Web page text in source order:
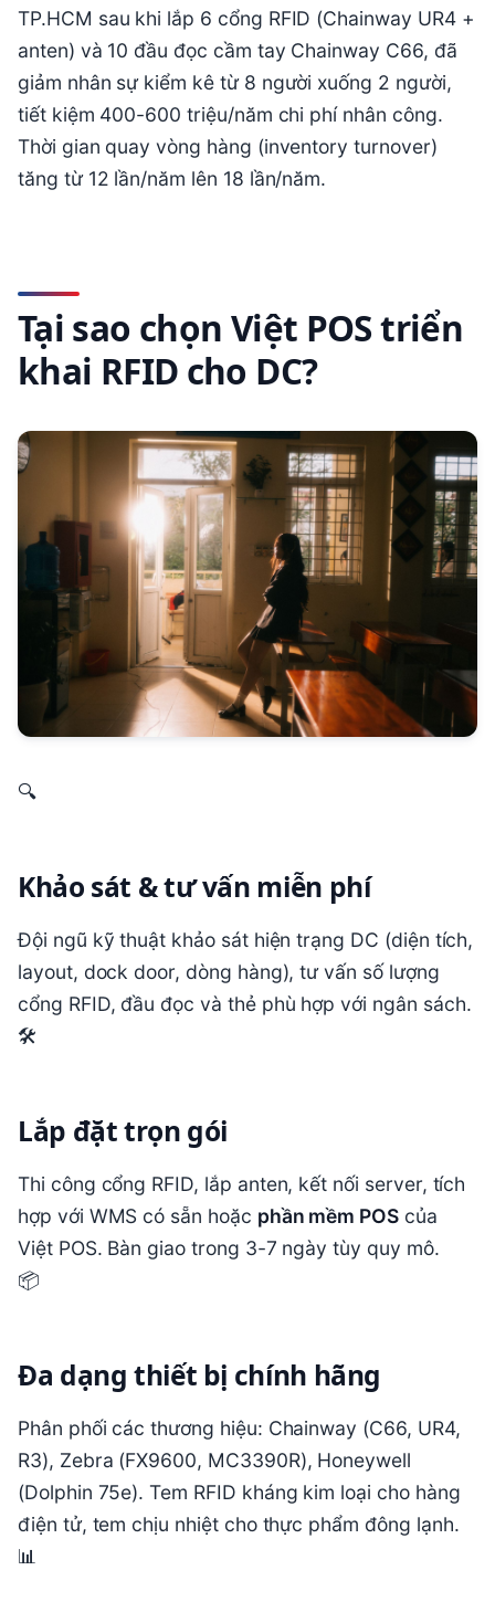
TP.HCM sau khi lắp 6 cổng RFID (Chainway UR4 +
anten) và 10 đầu đọc cầm tay Chainway C66, đã
giảm nhân sự kiểm kê từ 8 người xuống 2 người,
tiết kiệm 400-600 triệu/năm chi phí nhân công.
Thời gian quay vòng hàng (inventory turnover)
tăng từ 12 lần/năm lên 18 lần/năm.
Tại sao chọn Việt POS triển
khai RFID cho DC?
🔍
Khảo sát & tư vấn miễn phí
Đội ngũ kỹ thuật khảo sát hiện trạng DC (diện tích,
layout, dock door, dòng hàng), tư vấn số lượng
cổng RFID, đầu đọc và thẻ phù hợp với ngân sách.
🛠️
Lắp đặt trọn gói
Thi công cổng RFID, lắp anten, kết nối server, tích
hợp với WMS có sẵn hoặc phần mềm POS của
Việt POS. Bàn giao trong 3-7 ngày tùy quy mô.
📦
Đa dạng thiết bị chính hãng
Phân phối các thương hiệu: Chainway (C66, UR4,
R3), Zebra (FX9600, MC3390R), Honeywell
(Dolphin 75e). Tem RFID kháng kim loại cho hàng
điện tử, tem chịu nhiệt cho thực phẩm đông lạnh.
📊